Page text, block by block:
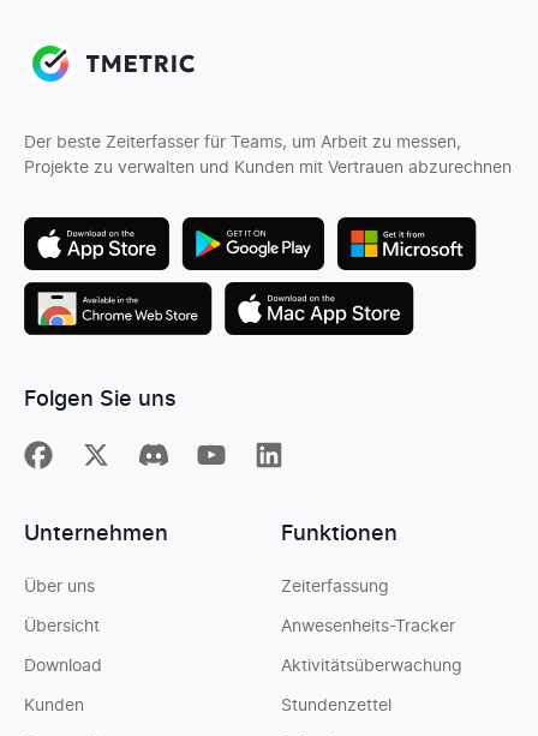
Der beste Zeiterfasser für Teams, um Arbeit zu messen,
Projekte zu verwalten und Kunden mit Vertrauen abzurechnen
Folgen Sie uns
Funktionen
Zeiterfassung
Anwesenheits-Tracker
Aktivitätsüberwachung
Stundenzettel
Unternehmen
Über uns
Übersicht
Download
Kunden